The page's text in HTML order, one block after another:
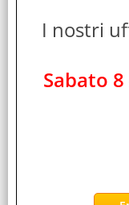
SCATOLIFICIO
I nostri
Sabato